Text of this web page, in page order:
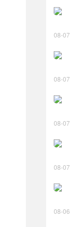
08-07
08-07
08-07
08-07
08-06